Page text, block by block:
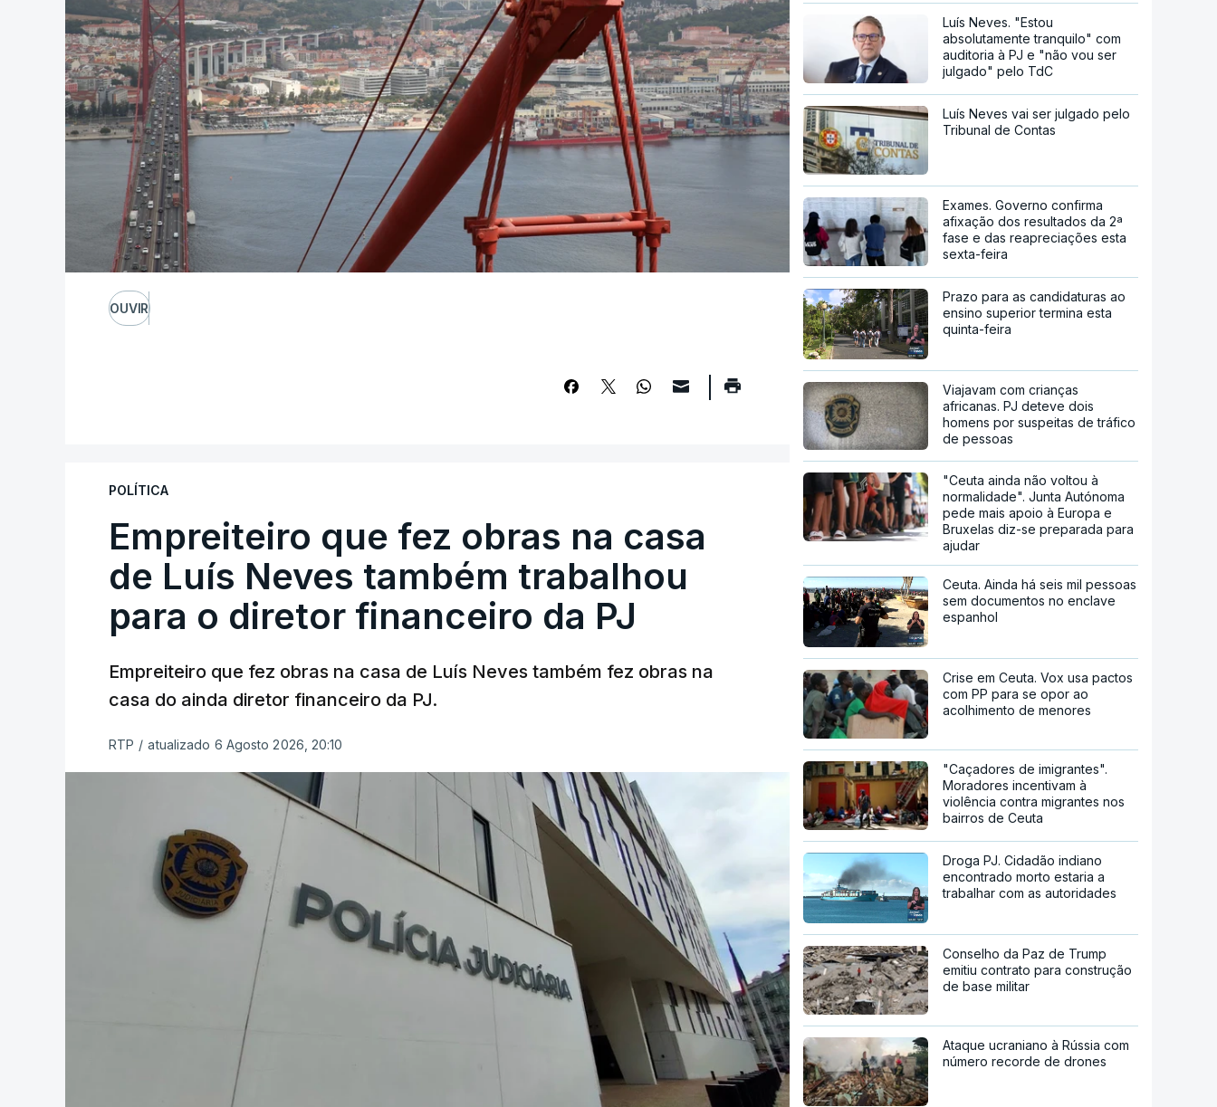
OUVIR
POLÍTICA
Empreiteiro que fez obras na casa
de Luís Neves também trabalhou
para o diretor financeiro da PJ
Empreiteiro que fez obras na casa de Luís Neves também fez obras na
casa do ainda diretor financeiro da PJ.
RTP / atualizado 6 Agosto 2026, 20:10
Luís Neves. "Estou
absolutamente tranquilo" com
auditoria à PJ e "não vou ser
julgado" pelo TdC
Luís Neves vai ser julgado pelo
Tribunal de Contas
Exames. Governo confirma
afixação dos resultados da 2ª
fase e das reapreciações esta
sexta-feira
Prazo para as candidaturas ao
ensino superior termina esta
quinta-feira
Viajavam com crianças
africanas. PJ deteve dois
homens por suspeitas de tráfico
de pessoas
"Ceuta ainda não voltou à
normalidade". Junta Autónoma
pede mais apoio à Europa e
Bruxelas diz-se preparada para
ajudar
Ceuta. Ainda há seis mil pessoas
sem documentos no enclave
espanhol
Crise em Ceuta. Vox usa pactos
com PP para se opor ao
acolhimento de menores
"Caçadores de imigrantes".
Moradores incentivam à
violência contra migrantes nos
bairros de Ceuta
Droga PJ. Cidadão indiano
encontrado morto estaria a
trabalhar com as autoridades
Conselho da Paz de Trump
emitiu contrato para construção
de base militar
Ataque ucraniano à Rússia com
número recorde de drones